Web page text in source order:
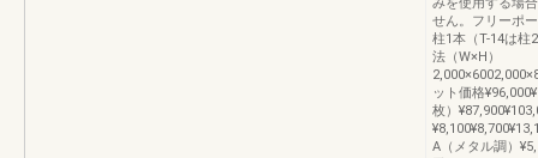
せん。フリーポ
柱1本（T-14は柱
法（W×H）
ット価格
枚）
A（メタル調）